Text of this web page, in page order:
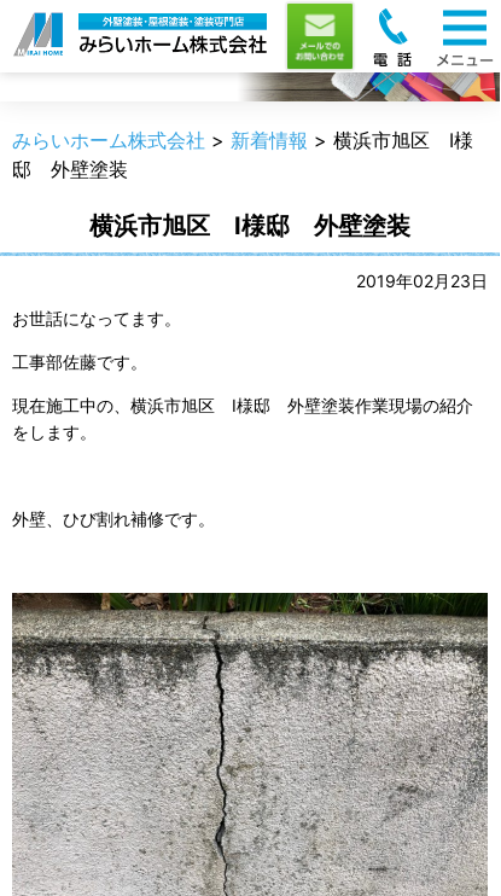
新着情報
みらいホーム株式会社 > 新着情報 > 横浜市旭区 I様
邸 外壁塗装
横浜市旭区 I様邸 外壁塗装
2019年02月23日
お世話になってます。
工事部佐藤です。
現在施工中の、横浜市旭区 I様邸 外壁塗装作業現場の紹介
をします。
外壁、ひび割れ補修です。